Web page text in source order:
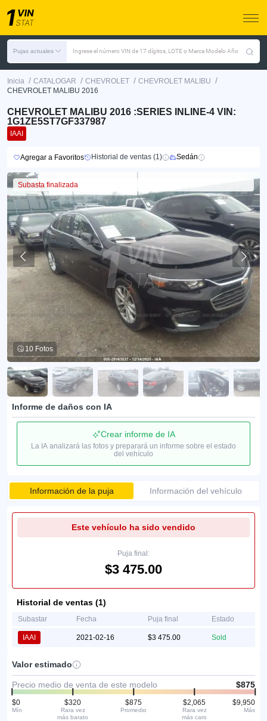
Pujas actuales Ingrese el número VIN de 17 dígitos, LOTE o Marca Modelo Año
Inicia / CATALOGAR / CHEVROLET / CHEVROLET MALIBU /
CHEVROLET MALIBU 2016
CHEVROLET MALIBU 2016 :SERIES INLINE-4 VIN:
1G1ZE5ST7GF337987
IAAI
Agregar a Favoritos Historial de ventas (1) Sedán
Subasta finalizada
10 Fotos
Informe de daños con IA
Crear informe de IA
La IA analizará las fotos y preparará un informe sobre el estado
del vehículo
Información de la puja Información del vehículo
Este vehículo ha sido vendido
Puja final:
$3 475.00
Historial de ventas (1)
Subastar Fecha Puja final Estado
IAAI 2021-02-16 $3 475.00 Sold
Valor estimado
Precio medio de venta de este modelo $875
$0
Mín
$320
Rara vez
más barato
$875
Promedio
$2,065
Rara vez
más caro
$9,950
Máx